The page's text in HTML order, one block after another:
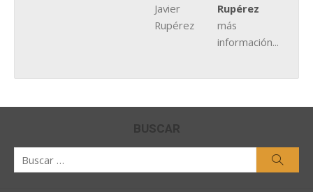
Rupérez
más
información...
BUSCAR